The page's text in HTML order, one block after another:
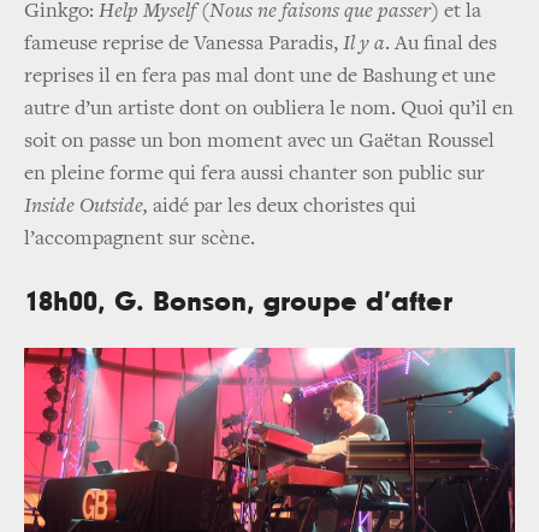
Ginkgo: Help Myself (Nous ne faisons que passer) et la
fameuse reprise de Vanessa Paradis, Il y a. Au final des
reprises il en fera pas mal dont une de Bashung et une
autre d’un artiste dont on oubliera le nom. Quoi qu’il en
soit on passe un bon moment avec un Gaëtan Roussel
en pleine forme qui fera aussi chanter son public sur
Inside Outside, aidé par les deux choristes qui
l’accompagnent sur scène.
18h00, G. Bonson, groupe d’after